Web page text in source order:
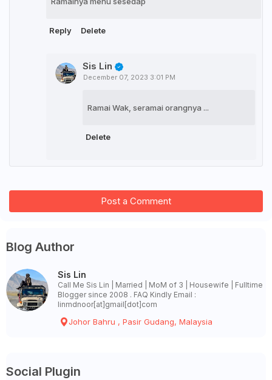
Reply Delete
Sis Lin
December 07, 2023 3:01 PM
Ramai Wak, seramai orangnya ...
Delete
Post a Comment
Blog Author
Sis Lin
Call Me Sis Lin | Married | MoM of 3 | Housewife | Fulltime
Blogger since 2008 . FAQ Kindly Email :
linmdnoor[at]gmail[dot]com
Johor Bahru , Pasir Gudang, Malaysia
Social Plugin